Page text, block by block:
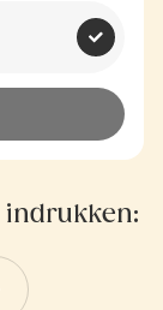
indrukken: